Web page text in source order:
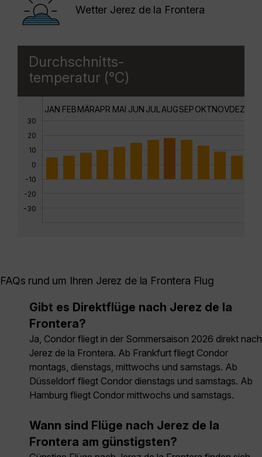
Wetter Jerez de la Frontera
Durchschnitts-
temperatur (°C)
30
20
10
0
-10
-20
-30
JAN FEBMÄRAPR MAI JUN JUL AUGSEPOKTNOVDEZ
FAQs rund um Ihren Jerez de la Frontera Flug
Gibt es Direktflüge nach Jerez de la
Frontera?
Ja, Condor fliegt in der Sommersaison 2026 direkt nach
Jerez de la Frontera. Ab Frankfurt fliegt Condor
montags, dienstags, mittwochs und samstags. Ab
Düsseldorf fliegt Condor dienstags und samstags. Ab
Hamburg fliegt Condor mittwochs und samstags.
Wann sind Flüge nach Jerez de la
Frontera am günstigsten?